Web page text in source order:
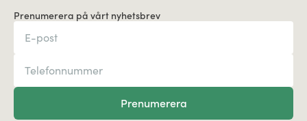
Prenumerera på vårt nyhetsbrev
Prenumerera